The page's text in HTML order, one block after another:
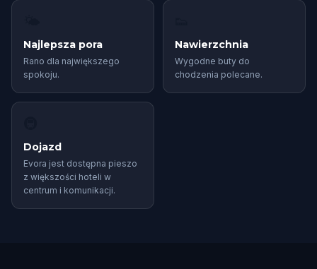
Najlepsza pora
Rano dla największego
spokoju.
Nawierzchnia
Wygodne buty do
chodzenia polecane.
Dojazd
Evora jest dostępna pieszo
z większości hoteli w
centrum i komunikacji.